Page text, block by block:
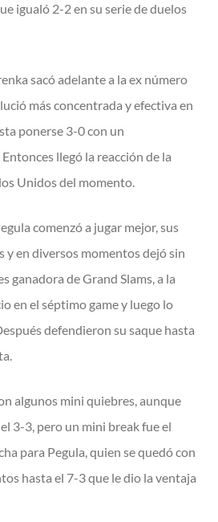
igualó 2-2 en su serie de duelos
sacó adelante a la ex número
más concentrada y efectiva en
ponerse 3-0 con un
llegó la reacción de la
Unidos del momento.
comenzó a jugar mejor, sus
y en diversos momentos dejó sin
ganadora de Grand Slams, a la
en el séptimo game y luego lo
defendieron su saque hasta
algunos mini quiebres, aunque
3-3, pero un mini break fue el
para Pegula, quien se quedó con
hasta el 7-3 que le dio la ventaja